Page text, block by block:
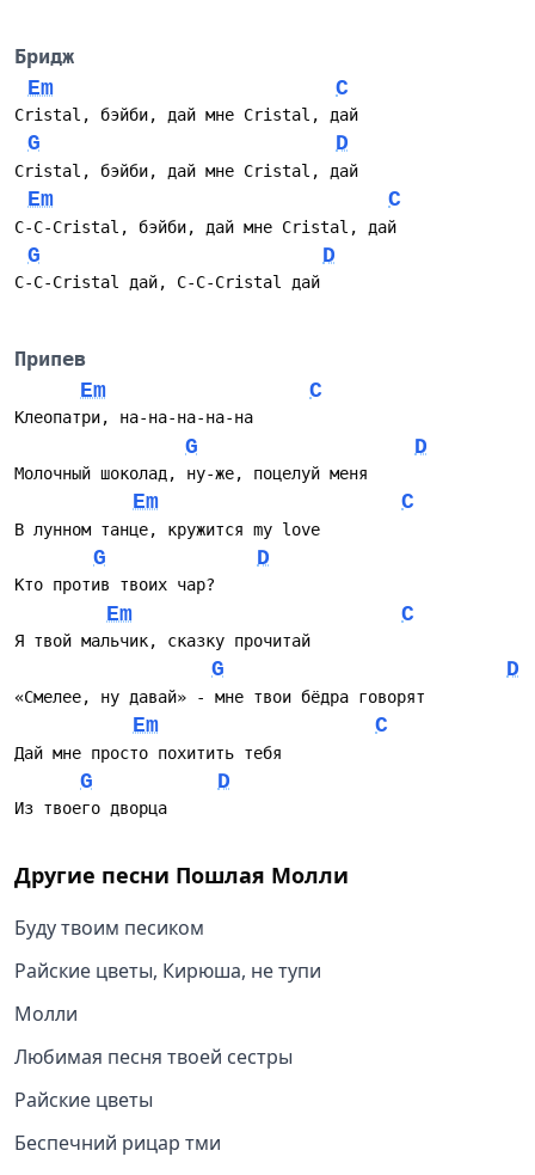
Бридж
Em
C
Cristal, бэйби, дай мне Cristal, дай
G D
Cristal, бэйби, дай мне Cristal, дай
Em C
C-C-Cristal, бэйби, дай мне Cristal, дай
G D
C-C-Cristal дай, C-C-Cristal дай
Припев
Em
C
Клеопатри, на-на-на-на-на
G D
Молочный шоколад, ну-же, поцелуй меня
Em C
В лунном танце, кружится my love
G D
Кто против твоих чар?
Em C
Я твой мальчик, сказку прочитай
G D
«Смелее, ну давай» - мне твои бёдра говорят
Em C
Дай мне просто похитить тебя
G D
Из твоего дворца
Другие песни Пошлая Молли
Буду твоим песиком
Райские цветы, Кирюша, не тупи
Молли
Любимая песня твоей сестры
Райские цветы
Беспечний рицар тми